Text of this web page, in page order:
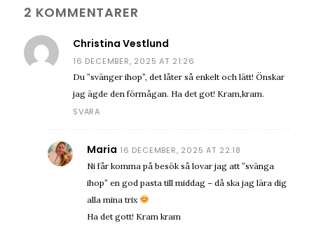
2 KOMMENTARER
Christina Vestlund
16 DECEMBER, 2025 AT 21:26
Du ”svänger ihop”, det låter så enkelt och lätt! Önskar
jag ägde den förmågan. Ha det got! Kram,kram.
SVARA
Maria 16 DECEMBER, 2025 AT 22:18
Ni får komma på besök så lovar jag att ”svänga
ihop” en god pasta till middag – då ska jag lära dig
alla mina trix
Ha det gott! Kram kram